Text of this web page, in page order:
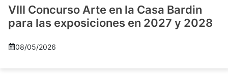
VIII Concurso Arte en la Casa Bardin
para las exposiciones en 2027 y 2028
08/05/2026